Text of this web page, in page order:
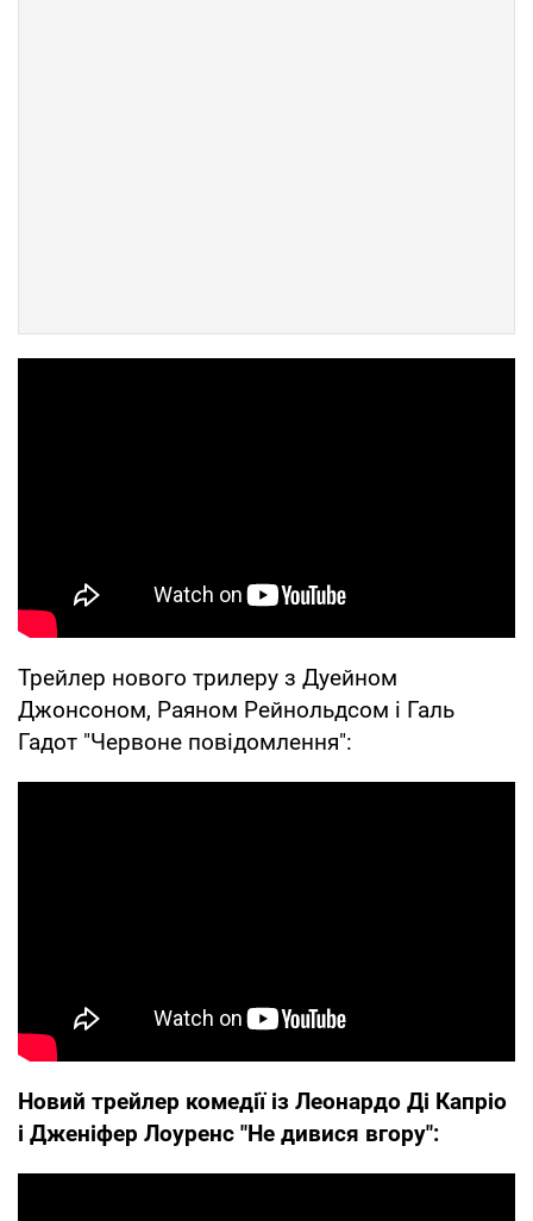
Трейлер нового трилеру з Дуейном
Джонсоном, Раяном Рейнольдсом і Галь
Гадот "Червоне повідомлення":
Новий трейлер комедії із Леонардо Ді Капріо
і Дженіфер Лоуренс "Не дивися вгору":